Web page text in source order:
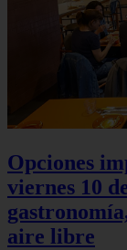
Opciones
viernes 10
aire libre